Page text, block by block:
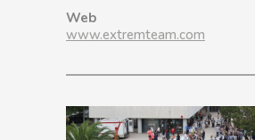
Web
www.extremteam.com